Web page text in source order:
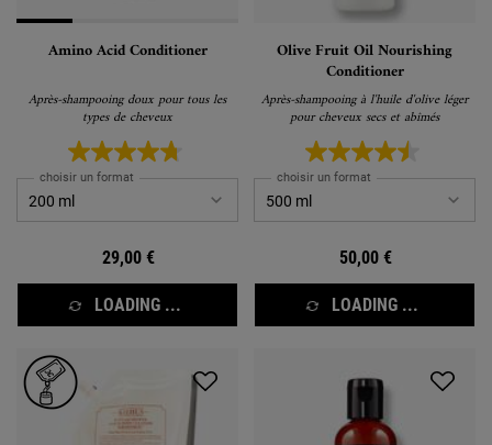
Amino Acid Conditioner
Après-shampooing doux pour tous les
types de cheveux
choisir un format
29,00 €
LOADING ...
Olive Fruit Oil Nourishing
Conditioner
Après-shampooing à l'huile d'olive léger
pour cheveux secs et abîmés
choisir un format
50,00 €
LOADING ...